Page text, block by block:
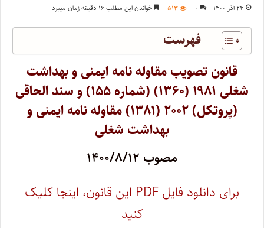
۲۴ آذر ۱۴۰۰ ۰ ۵۱۳ خواندن این مطلب ۱۶ دقیقه زمان میبرد
فهرست
قانون تصویب مقاوله ­نامه ایمنی و بهداشت
شغلی ۱۹۸۱ (۱۳۶۰) (شماره ۱۵۵) و سند الحاقی
(پروتکل) ۲۰۰۲ (۱۳۸۱) مقاوله­ نامه ایمنی و
بهداشت شغلی
مصوب ۱۴۰۰/۸/۱۲
برای دانلود فایل PDF‌ این قانون، اینجا کلیک
کنید